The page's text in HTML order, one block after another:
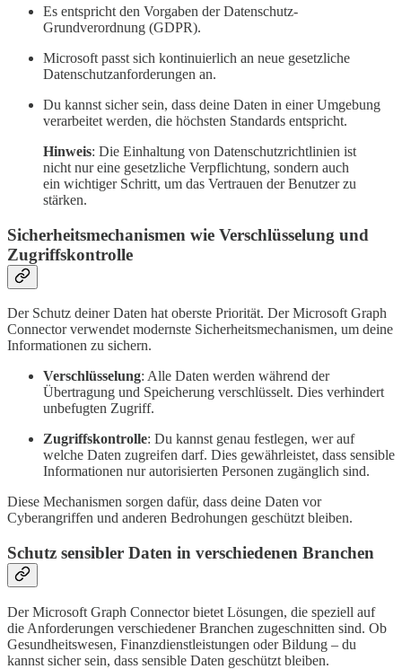
Es entspricht den Vorgaben der Datenschutz-
Grundverordnung (GDPR).
Microsoft passt sich kontinuierlich an neue gesetzliche
Datenschutzanforderungen an.
Du kannst sicher sein, dass deine Daten in einer Umgebung
verarbeitet werden, die höchsten Standards entspricht.
Hinweis: Die Einhaltung von Datenschutzrichtlinien ist
nicht nur eine gesetzliche Verpflichtung, sondern auch
ein wichtiger Schritt, um das Vertrauen der Benutzer zu
stärken.
Sicherheitsmechanismen wie Verschlüsselung und
Zugriffskontrolle
Der Schutz deiner Daten hat oberste Priorität. Der Microsoft Graph
Connector verwendet modernste Sicherheitsmechanismen, um deine
Informationen zu sichern.
Verschlüsselung: Alle Daten werden während der
Übertragung und Speicherung verschlüsselt. Dies verhindert
unbefugten Zugriff.
Zugriffskontrolle: Du kannst genau festlegen, wer auf
welche Daten zugreifen darf. Dies gewährleistet, dass sensible
Informationen nur autorisierten Personen zugänglich sind.
Diese Mechanismen sorgen dafür, dass deine Daten vor
Cyberangriffen und anderen Bedrohungen geschützt bleiben.
Schutz sensibler Daten in verschiedenen Branchen
Der Microsoft Graph Connector bietet Lösungen, die speziell auf
die Anforderungen verschiedener Branchen zugeschnitten sind. Ob
Gesundheitswesen, Finanzdienstleistungen oder Bildung – du
kannst sicher sein, dass sensible Daten geschützt bleiben.